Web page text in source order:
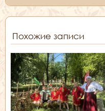
Похожие записи